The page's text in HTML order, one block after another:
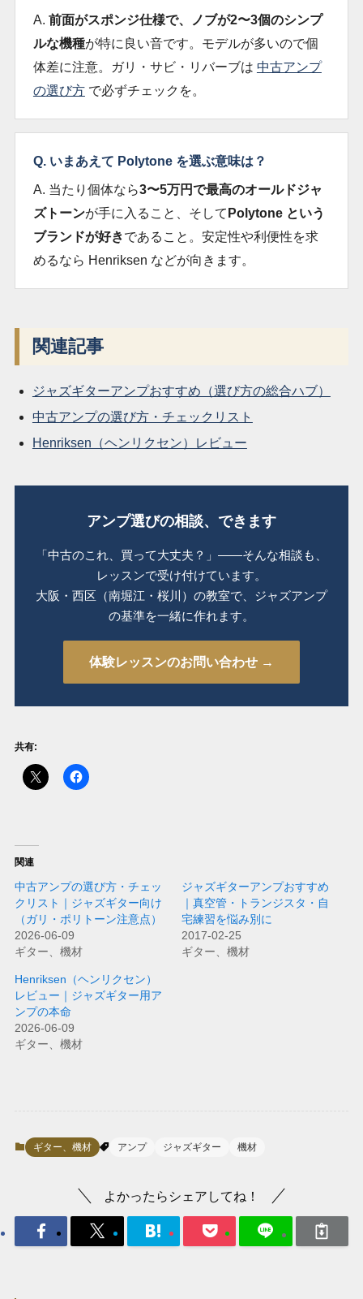
A. 前面がスポンジ仕様で、ノブが2〜3個のシンプ
ルな機種が特に良い音です。モデルが多いので個
体差に注意。ガリ・サビ・リバーブは 中古アンプ
の選び方で必ずチェックを。
Q. いまあえて Polytone を選ぶ意味は？
A. 当たり個体なら3〜5万円で最高のオールドジャ
ズトーンが手に入ること、そして Polytone という
ブランドが好きであること。安定性や利便性を求
めるなら Henriksen などが向きます。
関連記事
ジャズギターアンプおすすめ（選び方の総合ハブ）
中古アンプの選び方・チェックリスト
Henriksen（ヘンリクセン）レビュー
アンプ選びの相談、できます
「中古のこれ、買って大丈夫？」――そんな相談も、
レッスンで受け付けています。
大阪・西区（南堀江・桜川）の教室で、ジャズアンプ
の基準を一緒に作れます。
体験レッスンのお問い合わせ →
共有:
関連
中古アンプの選び方・チェッ
クリスト｜ジャズギター向け
（ガリ・ポリトーン注意点）
2026-06-09
ギター、機材
ジャズギターアンプおすすめ
｜真空管・トランジスタ・自
宅練習を悩み別に
2017-02-25
ギター、機材
Henriksen（ヘンリクセン）
レビュー｜ジャズギター用ア
ンプの本命
2026-06-09
ギター、機材
ギター、機材 アンプ ジャズギター 機材
よかったらシェアしてね！